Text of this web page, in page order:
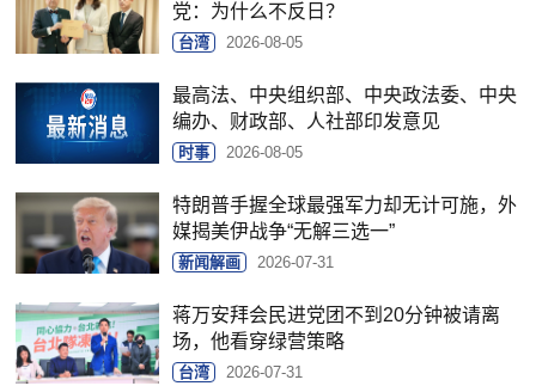
党：为什么不反日？
台湾 2026-08-05
最高法、中央组织部、中央政法委、中央
编办、财政部、人社部印发意见
时事 2026-08-05
特朗普手握全球最强军力却无计可施，外
媒揭美伊战争“无解三选一”
新闻解画 2026-07-31
蒋万安拜会民进党团不到20分钟被请离
场，他看穿绿营策略
台湾 2026-07-31